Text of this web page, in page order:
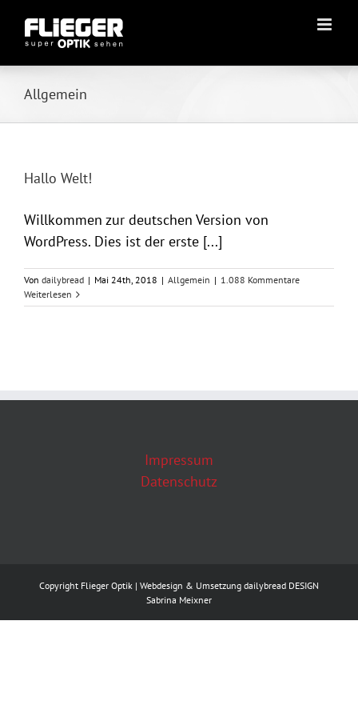
Inhalt
springen
Allgemein
Hallo Welt!
Willkommen zur deutschen Version von
WordPress. Dies ist der erste [...]
Von dailybread | Mai 24th, 2018 | Allgemein | 1.088 Kommentare
Weiterlesen
Impressum
Datenschutz
Copyright Flieger Optik | Webdesign & Umsetzung dailybread DESIGN
Sabrina Meixner